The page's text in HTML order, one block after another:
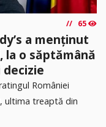
65
a menținut
la o săptămână
decizie
României
ultima treaptă din